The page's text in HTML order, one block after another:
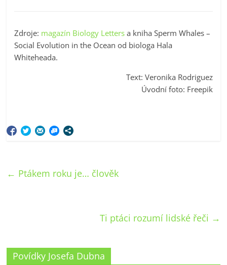
Zdroje: magazín Biology Lettersa kniha Sperm Whales –
Social Evolution in the Ocean od biologa Hala
Whiteheada.
Text: Veronika Rodriguez
Úvodní foto: Freepik
← Ptákem roku je… člověk
Ti ptáci rozumí lidské řeči →
Povídky Josefa Dubna